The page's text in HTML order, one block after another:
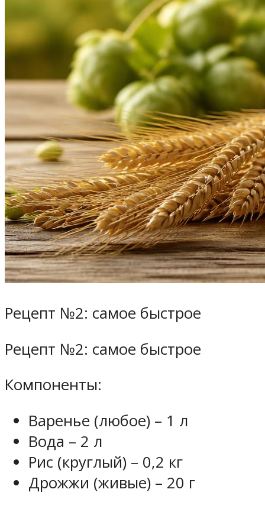
Рецепт №2: самое быстрое
Рецепт №2: самое быстрое
Компоненты:
Варенье (любое) – 1 л
Вода – 2 л
Рис (круглый) – 0,2 кг
Дрожжи (живые) – 20 г